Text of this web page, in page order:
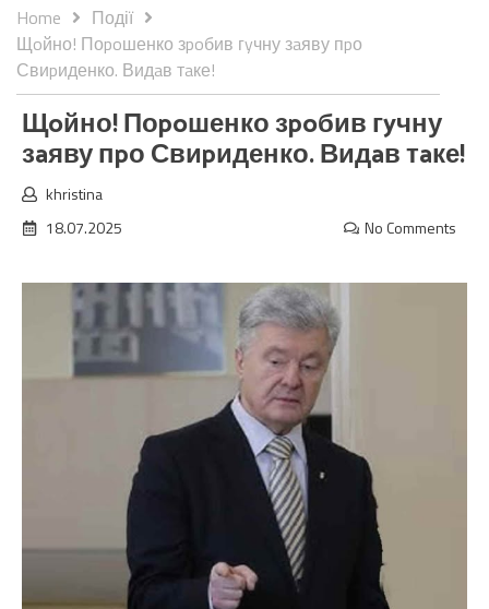
Home
Події
Щoйно! Поpoшенко зpoбив гyчну зaяву пpо
Свиpиденко. Видaв тaке!
Щoйно! Поpoшенко зpoбив гyчну
зaяву пpо Свиpиденко. Видaв тaке!
khristina
18.07.2025
No Comments